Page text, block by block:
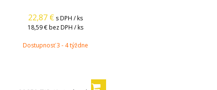
22,87 € s DPH / ks
18,59 €bez DPH / ks
Dostupnosť 3 - 4 týždne